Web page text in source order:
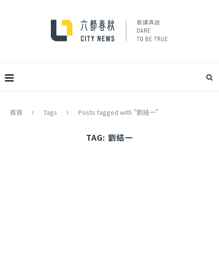
首頁 Tags Posts tagged with "劉結一"
TAG: 劉結一